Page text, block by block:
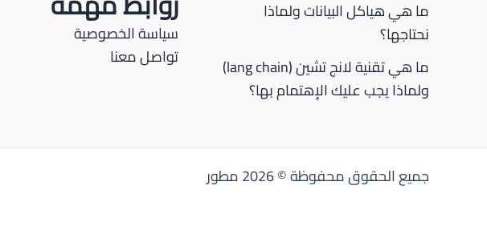
ما هي هياكل البيانات ولماذا
نحتاجها؟
ما هي تقنية لانج تشين (lang chain)
ولماذا يجب عليك الإهتمام بها؟
سياسة الخصوصية
تواصل معنا
جميع الحقوق محفوظة © 2026 مطور